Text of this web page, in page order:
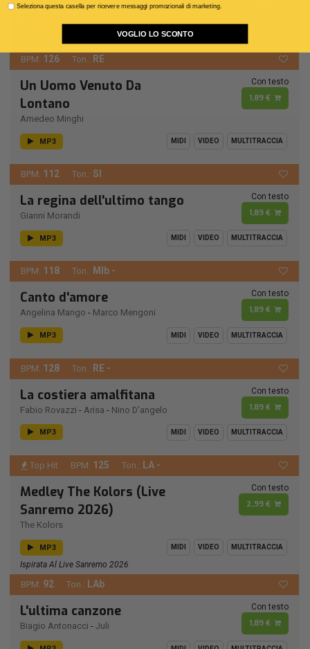
Modena City Ramblers
MIDI VIDEO MULTITRACCIA
BPM: 126 Ton.: RE
Un Uomo Venuto Da
Lontano
Amedeo Minghi
Con testo
1,89 €
MP3 MIDI VIDEO MULTITRACCIA
BPM: 112 Ton.: SI
La regina dell'ultimo tango
Gianni Morandi
Con testo
1,89 €
MP3 MIDI VIDEO MULTITRACCIA
BPM: 118 Ton.: MIb -
Canto d'amore
Angelina Mango - Marco Mengoni
Con testo
1,89 €
MP3 MIDI VIDEO MULTITRACCIA
BPM: 128 Ton.: RE -
La costiera amalfitana
Fabio Rovazzi - Arisa - Nino D'angelo
Con testo
1,89 €
MP3 MIDI VIDEO MULTITRACCIA
Top Hit BPM: 125 Ton.: LA -
Medley The Kolors (Live
Sanremo 2026)
The Kolors
Con testo
2,99 €
MP3 MIDI VIDEO MULTITRACCIA
Ispirata Al Live Sanremo 2026
BPM: 92 Ton.: LAb
L'ultima canzone
Biagio Antonacci - Juli
Con testo
1,89 €
Seleziona questa casella per ricevere messaggi promozionali di marketing.
VOGLIO LO SCONTO